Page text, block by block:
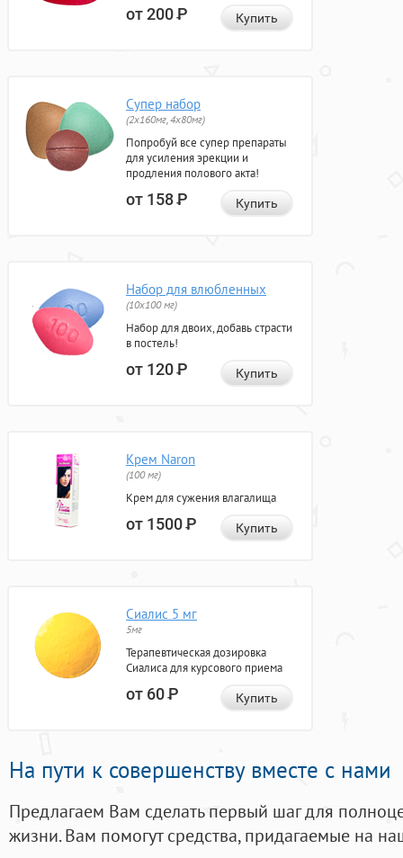
от 200Р Купить
Супер набор
(2х160мг, 4х80мг)
Попробуй все супер препараты
для усиления эрекции и
продления полового акта!
от 158Р Купить
Набор для влюбленных
(10х100 мг)
Набор для двоих, добавь страсти
в постель!
от 120Р Купить
Крем Naron
(100 мг)
Крем для сужения влагалища
от 1500Р Купить
Сиалис 5 мг
5мг
Терапевтическая дозировка
Сиалиса для курсового приема
от 60Р Купить
На пути к совершенству вместе с нами
Предлагаем Вам сделать первый шаг для
жизни. Вам помогут средства, придагаемые на